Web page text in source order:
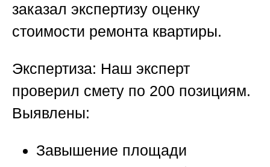
заказал экспертизу оценку
стоимости ремонта квартиры.
Экспертиза: Наш эксперт
проверил смету по 200 позициям.
Выявлены:
Завышение площади